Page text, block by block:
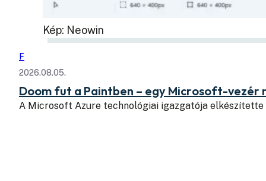
Kép: Neowin
F
2026.08.05.
Doom fut a Paintben – egy Microsoft-vezér
A Microsoft Azure technológiai igazgatója elkészítette